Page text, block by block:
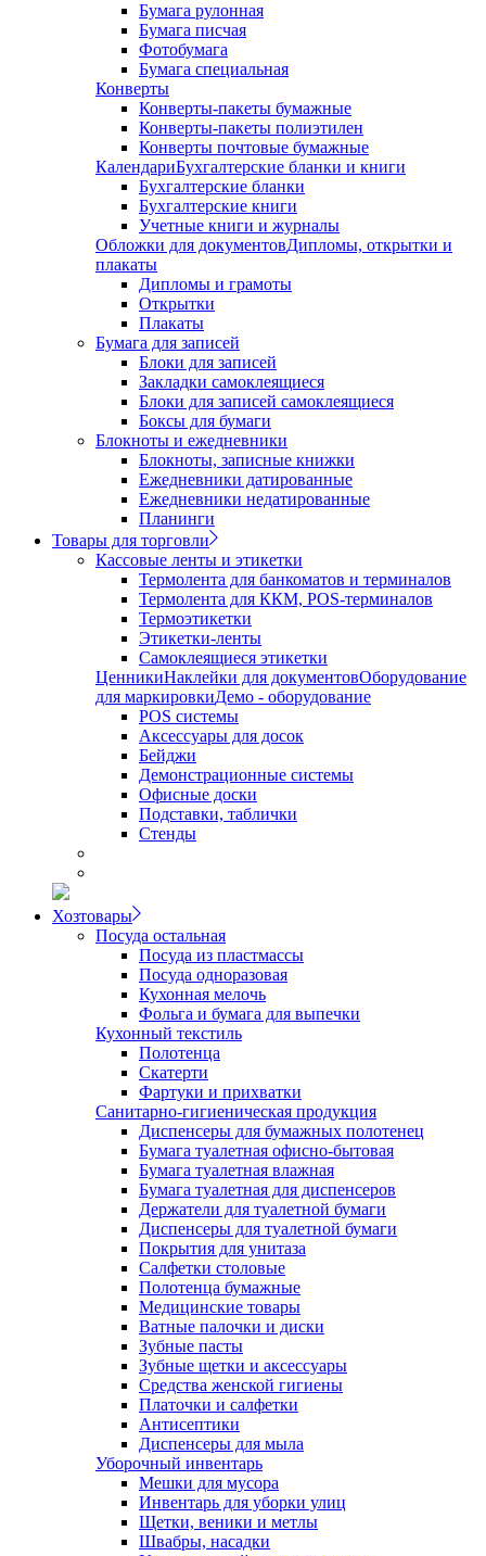
Бумага рулонная
Бумага писчая
Фотобумага
Бумага специальная
Конверты
Конверты-пакеты бумажные
Конверты-пакеты полиэтилен
Конверты почтовые бумажные
КалендариБухгалтерские бланки и книги
Бухгалтерские бланки
Бухгалтерские книги
Учетные книги и журналы
Обложки для документовДипломы, открытки и
плакаты
Дипломы и грамоты
Открытки
Плакаты
Бумага для записей
Блоки для записей
Закладки самоклеящиеся
Блоки для записей самоклеящиеся
Боксы для бумаги
Блокноты и ежедневники
Блокноты, записные книжки
Ежедневники датированные
Ежедневники недатированные
Планинги
Товары для торговли
Кассовые ленты и этикетки
Термолента для банкоматов и терминалов
Термолента для ККМ, POS-терминалов
Термоэтикетки
Этикетки-ленты
Самоклеящиеся этикетки
ЦенникиНаклейки для документовОборудование
для маркировкиДемо - оборудование
POS системы
Аксессуары для досок
Бейджи
Демонстрационные системы
Офисные доски
Подставки, таблички
Стенды
Хозтовары
Посуда остальная
Посуда из пластмассы
Посуда одноразовая
Кухонная мелочь
Фольга и бумага для выпечки
Кухонный текстиль
Полотенца
Скатерти
Фартуки и прихватки
Санитарно-гигиеническая продукция
Диспенсеры для бумажных полотенец
Бумага туалетная офисно-бытовая
Бумага туалетная влажная
Бумага туалетная для диспенсеров
Держатели для туалетной бумаги
Диспенсеры для туалетной бумаги
Покрытия для унитаза
Салфетки столовые
Полотенца бумажные
Медицинские товары
Ватные палочки и диски
Зубные пасты
Зубные щетки и аксессуары
Средства женской гигиены
Платочки и салфетки
Антисептики
Диспенсеры для мыла
Уборочный инвентарь
Мешки для мусора
Инвентарь для уборки улиц
Щетки, веники и метлы
Швабры, насадки